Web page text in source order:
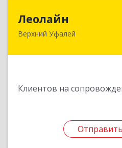
Леолайн
Верхний Уфалей
Клиентов на
456800, Челябинская